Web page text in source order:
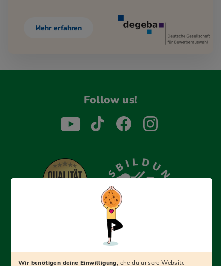
Mehr erfahren
Follow us!
Erfolgreich bewerben mit Ausbildungspark: Wir
begleiten dich Schritt für Schritt bei deinem Start in den
Wir benötigen deine Einwilligung, ehe du unsere Website